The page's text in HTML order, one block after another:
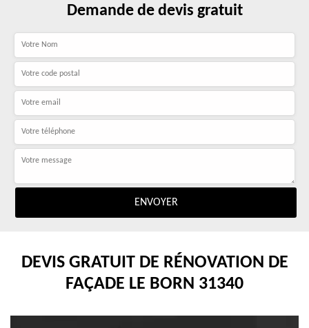
Demande de devis gratuit
DEVIS GRATUIT DE RÉNOVATION DE
FAÇADE LE BORN 31340